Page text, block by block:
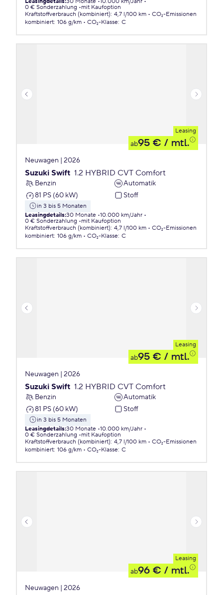
0 € Sonderzahlung
mit Kaufoption
Kraftstoffverbrauch (kombiniert): 4,7 l/100 km
CO₂-Emissionen
kombiniert: 106 g/km CO₂-Klasse: C
Leasing
ab95 € / mtl.
Neuwagen | 2026
Suzuki Swift 1.2 HYBRID CVT Comfort
Benzin
Automatik
81 PS (60 kW)
Stoff
in 3 bis 5 Monaten
Leasingdetails:30 Monate 10.000 km/Jahr
0 € Sonderzahlung
mit Kaufoption
Kraftstoffverbrauch (kombiniert): 4,7 l/100 km
CO₂-Emissionen
kombiniert: 106 g/km CO₂-Klasse: C
Leasing
ab95 € / mtl.
Neuwagen | 2026
Suzuki Swift 1.2 HYBRID CVT Comfort
Benzin
Automatik
81 PS (60 kW)
Stoff
in 3 bis 5 Monaten
Leasingdetails:30 Monate 10.000 km/Jahr
0 € Sonderzahlung
mit Kaufoption
Kraftstoffverbrauch (kombiniert): 4,7 l/100 km
CO₂-Emissionen
kombiniert: 106 g/km CO₂-Klasse: C
Leasing
ab96 € / mtl.
Neuwagen | 2026